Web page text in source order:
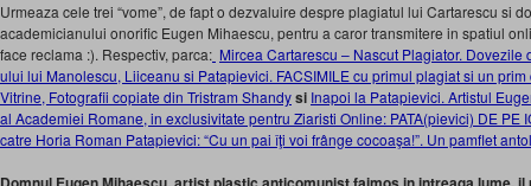
Urmeaza cele trei “vome”, de fapt o dezvaluire despre plagiatul lui Cartarescu si
academicianului onorific Eugen Mihaescu, pentru a caror transmitere in spatiul
face reclama :). Respectiv, parca: Mircea Cartarescu – Nascut Plagiator.
ului lui Manolescu, Liiceanu si Patapievici. FACSIMILE cu primul plagiat si un
Vitrine, Fotografii copiate din Tristram Shandysi Inapoi la Patapievici. Artistul
al Academiei Romane, in exclusivitate pentru Ziaristi Online: PATA(pievici) DE PE
catre Horia Roman Patapievici: “Cu un pai îţi voi frânge cocoaşa!”. Un pamflet